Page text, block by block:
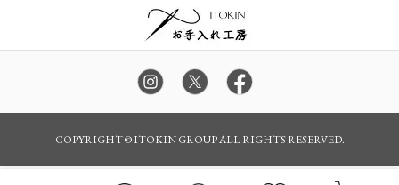
その他のグッズ・小物
COPYRIGHT © ITOKIN GROUP ALL RIGHTS RESERVED.